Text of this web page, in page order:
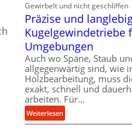
b
e
i
m
D
r
ü
c
k
p
r
u
g
l
g
e
w
i
n
d
e
Gewirbelt und nicht geschliffen
Präzise und
Kugelgewindetriebe
Umgebungen
Auch wo Späne, Staub
allgegenwärtig sind, wie
Holzbearbeitung, muss
exakt, schnell und
arbeiten. Für…
Weiterlesen:
P